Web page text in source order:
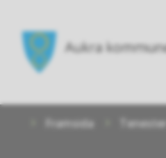
Framsida Tenester